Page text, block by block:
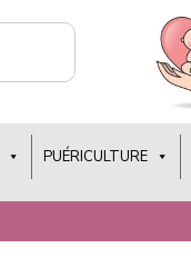
PUÉRICULTURE